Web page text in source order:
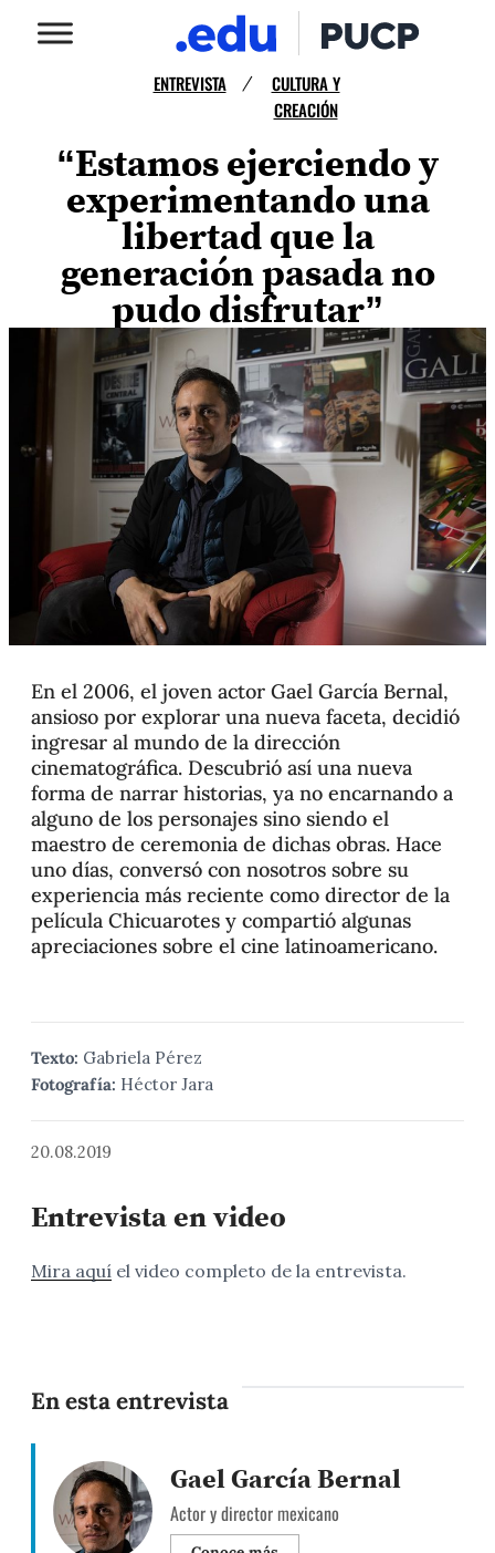
ENTREVISTA /
CULTURA Y
CREACIÓN
“Estamos ejerciendo y
experimentando una
libertad que la
generación pasada no
pudo disfrutar”
En el 2006, el joven actor Gael García Bernal,
ansioso por explorar una nueva faceta, decidió
ingresar al mundo de la dirección
cinematográfica. Descubrió así una nueva
forma de narrar historias, ya no encarnando a
alguno de los personajes sino siendo el
maestro de ceremonia de dichas obras. Hace
uno días, conversó con nosotros sobre su
experiencia más reciente como director de la
película Chicuarotes y compartió algunas
apreciaciones sobre el cine latinoamericano.
Texto: Gabriela Pérez
Fotografía: Héctor Jara
20.08.2019
Entrevista en video
Mira aquí el video completo de la entrevista.
En esta entrevista
Gael García Bernal
Actor y director mexicano